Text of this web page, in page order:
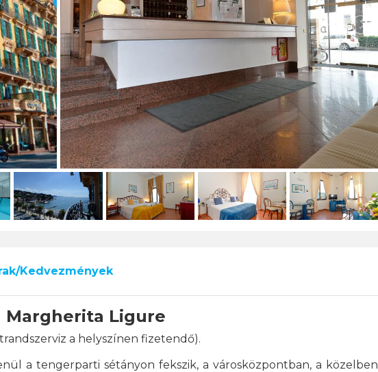
Kedvezmények
Margherita Ligure
a helyszínen fizetendő).
a tengerparti sétányon fekszik, a városközpontban, a közelben